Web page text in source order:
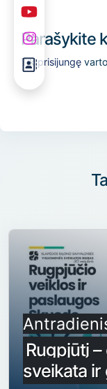
Parašykite
Tikprisijungę
Rugpjūtį
sveikata ir